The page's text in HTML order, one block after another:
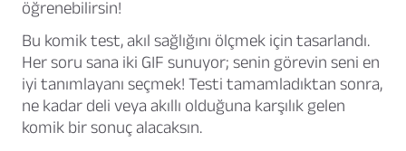
öğrenebilirsin!
Bu komik test, akıl sağlığını ölçmek için tasarlandı.
Her soru sana iki GIF sunuyor; senin görevin seni en
iyi tanımlayanı seçmek! Testi tamamladıktan sonra,
ne kadar deli veya akıllı olduğuna karşılık gelen
komik bir sonuç alacaksın.